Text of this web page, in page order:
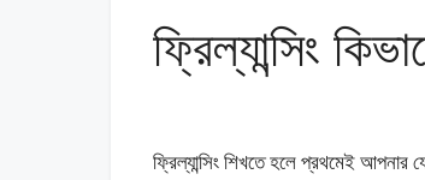
ফ্রিল্যান্সিং
ফ্রিল্যান্সিং শিখতে হলে প্রথমেই আপনার